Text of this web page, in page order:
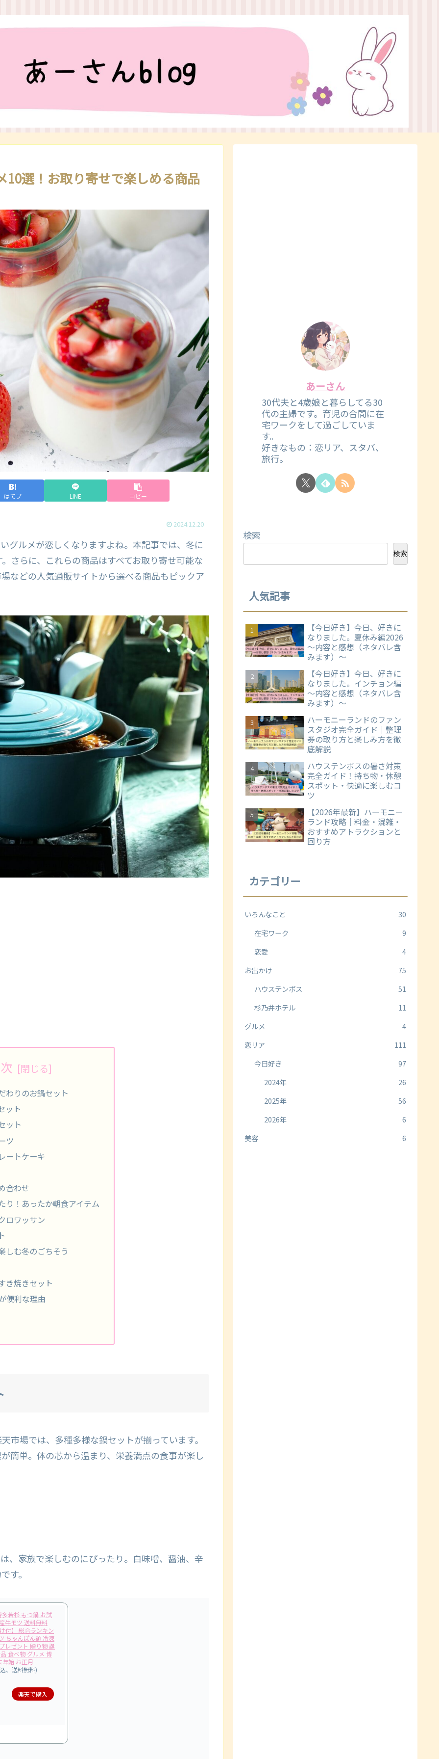
選！お取り寄せで楽しめる商品
はてブ LINE コピー
2024.12.20
グルメが恋しくなりますよね。本記事では、冬に
さらに、これらの商品はすべてお取り寄せ可能な
などの人気通販サイトから選べる商品もピックア
わりのお鍋セット
ット
ット
ツ
ートケーキ
合わせ
り！あったか朝食アイテム
ロワッサン
しむ冬のごちそう
き焼きセット
便利な理由
市場では、多種多様な鍋セットが揃っています。
簡単。体の芯から温まり、栄養満点の食事が楽し
、家族で楽しむのにぴったり。白味噌、醤油、辛
す。
若杉 もつ鍋 お試
牛モツ 送料無料
付】 総合ランキン
ちゃんぽん麺 冷凍
レゼント 贈り物 誕
食べ物 グルメ 博
始 お正月
、送料無料)
楽天で購入
あーさん
30代夫と4歳娘と暮らしてる30
代の主婦です。育児の合間に在
宅ワークをして過ごしていま
す。
好きなもの：恋リア、スタバ、
旅行。
検索
検索
人気記事
【今日好き】今日、好きに
なりました。夏休み編2026
～内容と感想（ネタバレ含
みます）～
【今日好き】今日、好きに
なりました。インチョン編
～内容と感想（ネタバレ含
みます）～
ハーモニーランドのファン
スタジオ完全ガイド｜整理
券の取り方と楽しみ方を徹
底解説
ハウステンボスの暑さ対策
完全ガイド！持ち物・休憩
スポット・快適に楽しむコ
ツ
【2026年最新】ハーモニー
ランド攻略｜料金・混雑・
おすすめアトラクションと
回り方
カテゴリー
いろんなこと
30
在宅ワーク
9
恋愛
4
お出かけ
75
ハウステンボス
51
杉乃井ホテル
11
グルメ
4
恋リア
111
今日好き
97
2024年
26
2025年
56
2026年
6
美容
6